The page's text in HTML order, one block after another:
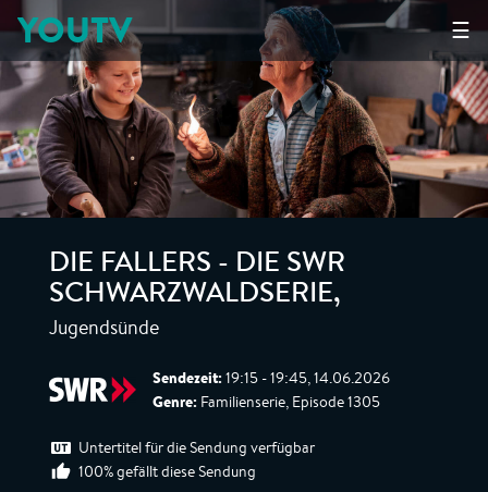
☰
YOUTV
DIE FALLERS - DIE SWR
SCHWARZWALDSERIE,
Jugendsünde
Sendezeit: 19:15 - 19:45, 14.06.2026
Genre: Familienserie, Episode 1305
Untertitel für die Sendung verfügbar
100% gefällt diese Sendung